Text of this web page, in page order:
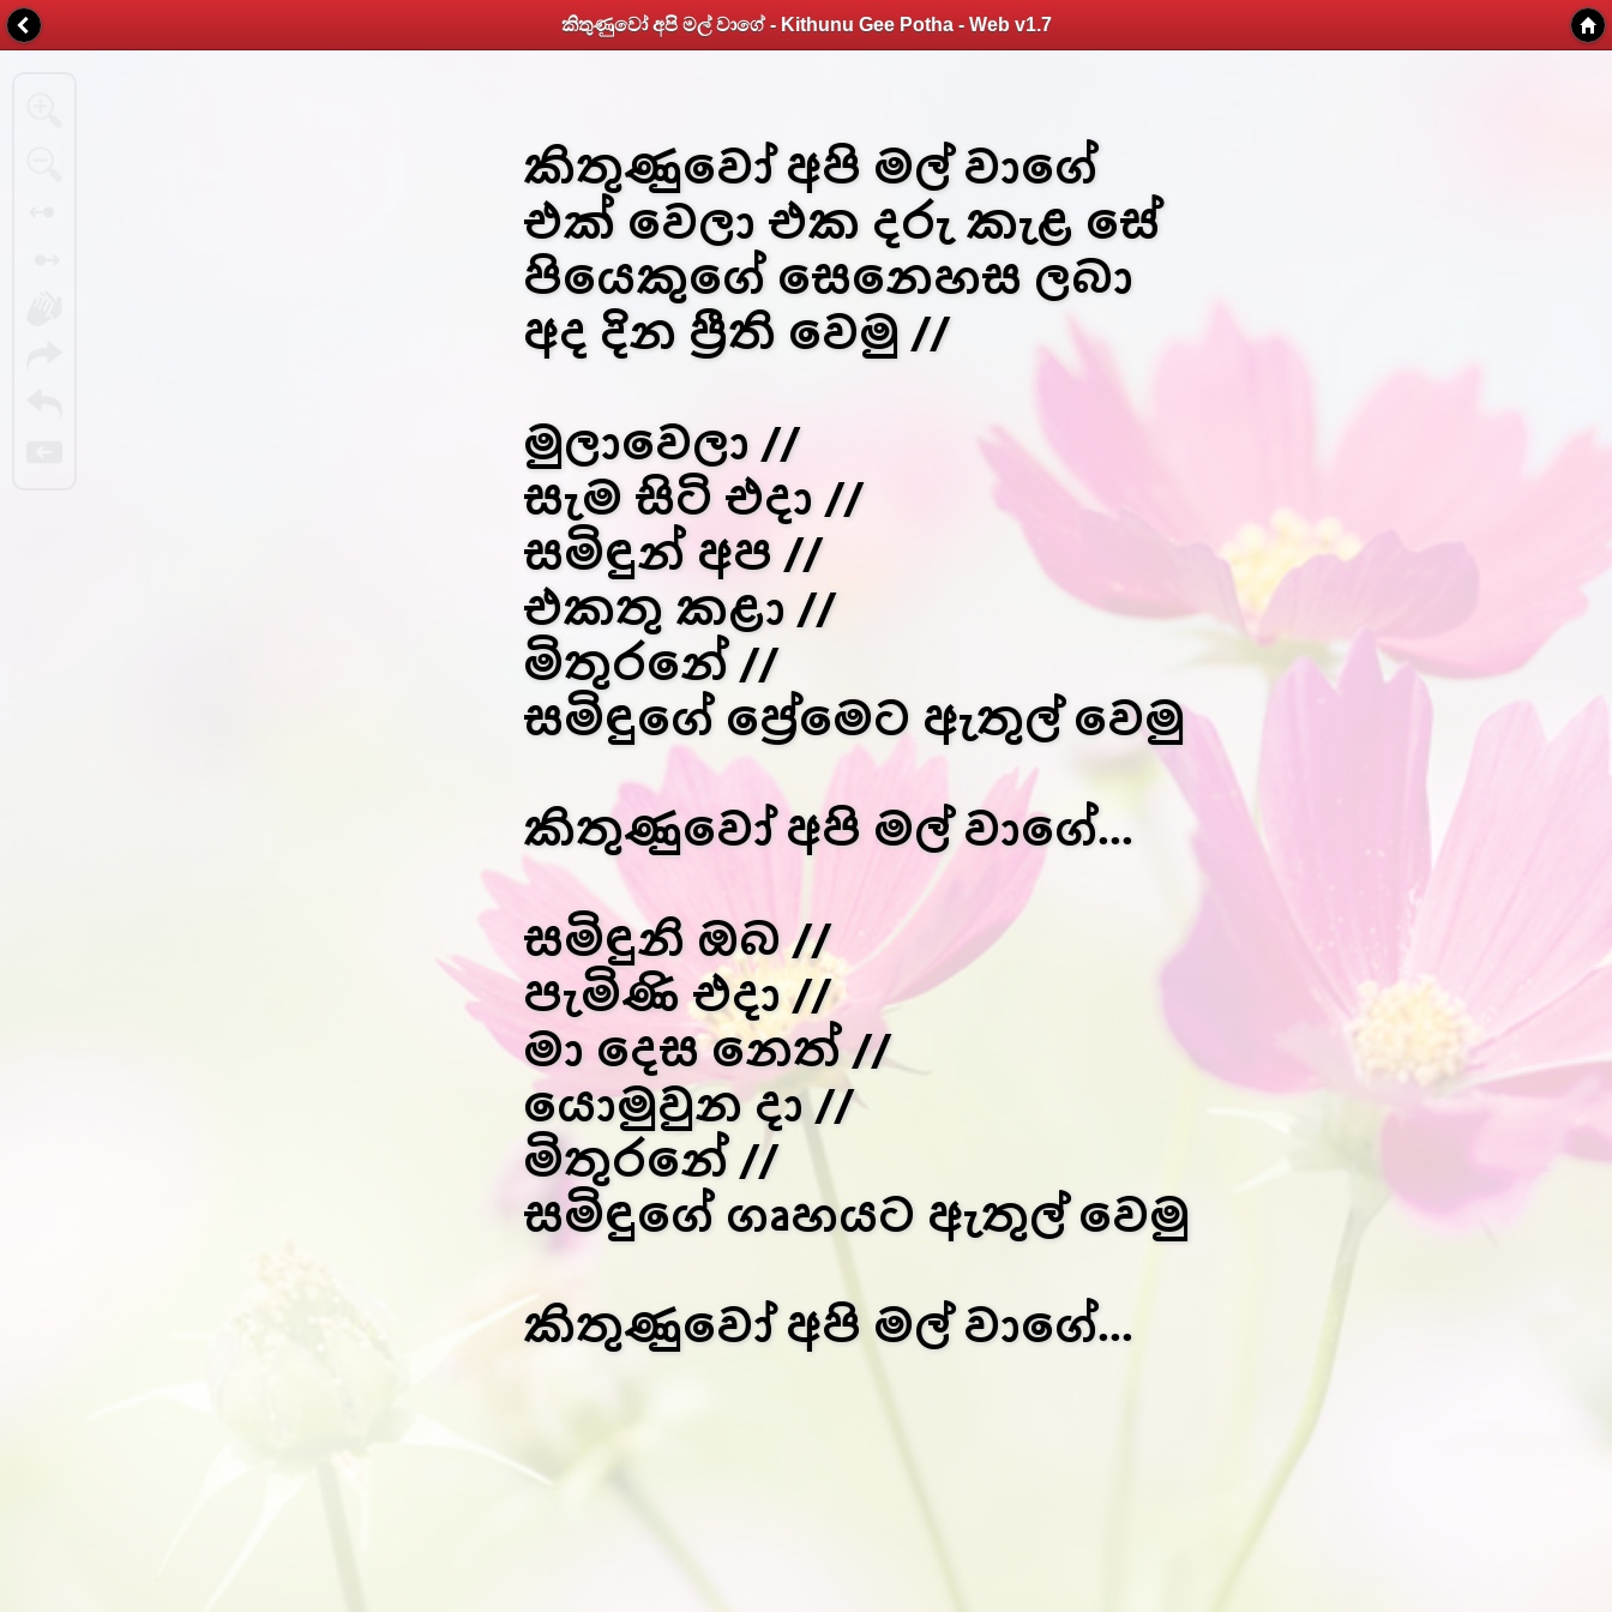
කිතුණුවෝ අපි මල් වාගේ - Kithunu Gee Potha - Web v1.7
කිතුණුවෝ අපි මල් වාගේ
එක් වෙලා එක දරු කැළ සේ
පියෙකුගේ සෙනෙහස ලබා
අද දින ප්‍රීති වෙමු //
මුලාවෙලා //
සැම සිටි එදා //
සමිඳුන් අප //
එකතු කළා //
මිතුරනේ //
සමිඳුගේ ප්‍රේමෙට ඇතුල් වෙමු
කිතුණුවෝ අපි මල් වාගේ...
සමිඳුනි ඔබ //
පැමිණි එදා //
මා දෙස නෙත් //
යොමුවුන දා //
මිතුරනේ //
සමිඳුගේ ගෘහයට ඇතුල් වෙමු
කිතුණුවෝ අපි මල් වාගේ...